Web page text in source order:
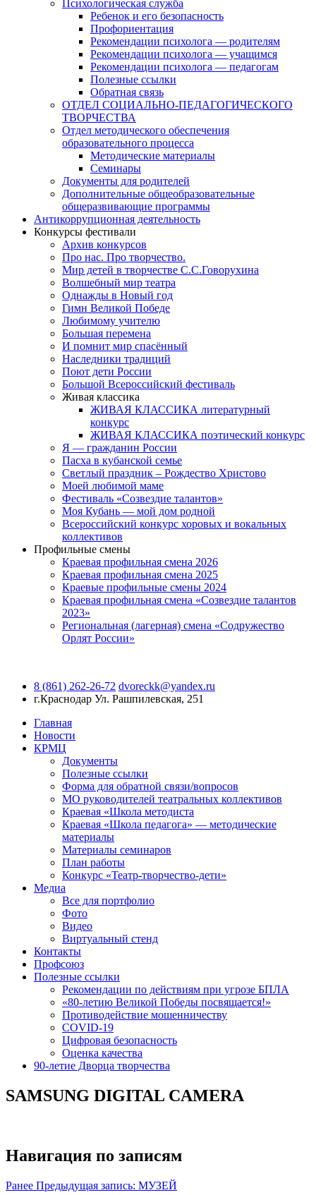
Психологическая служба
Ребенок и его безопасность
Профориентация
Рекомендации психолога — родителям
Рекомендации психолога — учащимся
Рекомендации психолога — педагогам
Полезные ссылки
Обратная связь
ОТДЕЛ СОЦИАЛЬНО-ПЕДАГОГИЧЕСКОГО
ТВОРЧЕСТВА
Отдел методического обеспечения
образовательного процесса
Методические материалы
Семинары
Документы для родителей
Дополнительные общеобразовательные
общеразвивающие программы
Антикоррупционная деятельность
Конкурсы фестивали
Архив конкурсов
Про нас. Про творчество.
Мир детей в творчестве С.С.Говорухина
Волшебный мир театра
Однажды в Новый год
Гимн Великой Победе
Любимому учителю
Большая перемена
И помнит мир спасённый
Наследники традиций
Поют дети России
Большой Всероссийский фестиваль
Живая классика
ЖИВАЯ КЛАССИКА литературный
конкурс
ЖИВАЯ КЛАССИКА поэтический конкурс
Я — гражданин России
Пасха в кубанской семье
Светлый праздник – Рождество Христово
Моей любимой маме
Фестиваль «Созвездие талантов»
Моя Кубань — мой дом родной
Всероссийский конкурс хоровых и вокальных
коллективов
Профильные смены
Краевая профильная смена 2026
Краевая профильная смена 2025
Краевые профильные смены 2024
Краевая профильная смена «Созвездие талантов
2023»
Региональная (лагерная) смена «Содружество
Орлят России»
8 (861) 262-26-72 dvoreckk@yandex.ru
г.Краснодар Ул. Рашпилевская, 251
Главная
Новости
КРМЦ
Документы
Полезные ссылки
Форма для обратной связи/вопросов
МО руководителей театральных коллективов
Краевая «Школа методиста
Краевая «Школа педагога» — методические
материалы
Материалы семинаров
План работы
Конкурс «Театр-творчество-дети»
Медиа
Все для портфолио
Фото
Видео
Виртуальный стенд
Контакты
Профсоюз
Полезные ссылки
Рекомендации по действиям при угрозе БПЛА
«80-летию Великой Победы посвящается!»
Противодействие мошенничеству
COVID-19
Цифровая безопасность
Оценка качества
90-летие Дворца творчества
SAMSUNG DIGITAL CAMERA
Навигация по записям
Ранее Предыдущая запись: МУЗЕЙ